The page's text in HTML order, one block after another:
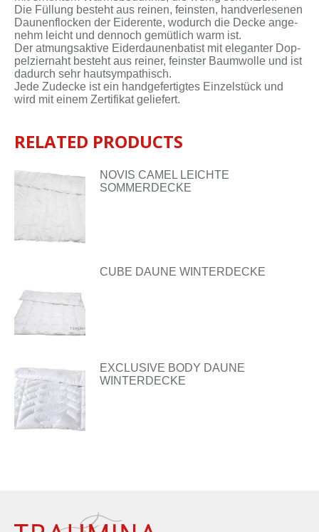
Die Fül­lung be­steht aus rei­nen, feins­ten, hand­ver­le­se­nen
Dau­nen­flo­cken der Ei­de­r­en­te, wo­durch die De­cke an­ge­
nehm leicht und den­noch ge­müt­lich warm ist.
Der at­mungs­ak­ti­ve Ei­der­dau­nen­ba­tist mit ele­gan­ter Dop­
pel­zier­naht be­steht aus rei­ner, feins­ter Baum­wol­le und ist
da­durch sehr haut­sym­pa­thisch.
Je­de Zu­de­cke ist ein hand­ge­fer­tig­tes Ein­zel­stück und
wird mit ei­nem Zer­ti­fi­kat ge­lie­fert.
RELATED PRODUCTS
NOVIS CAMEL LEICHTE
SOMMERDECKE
CUBE DAUNE WINTERDECKE
EXCLUSIVE BODY DAUNE
WINTERDECKE